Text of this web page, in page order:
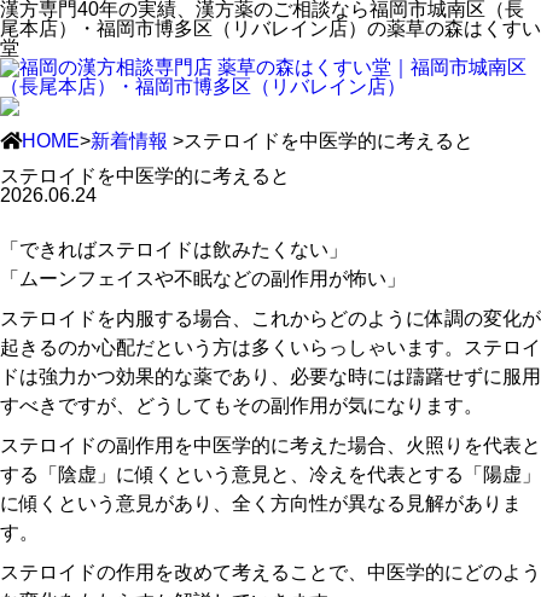
漢方専門40年の実績、漢方薬のご相談なら福岡市城南区（長
尾本店）・福岡市博多区（リバレイン店）の薬草の森はくすい
堂
HOME>新着情報 >ステロイドを中医学的に考えると
ステロイドを中医学的に考えると
2026.06.24
「できればステロイドは飲みたくない」
「ムーンフェイスや不眠などの副作用が怖い」
ステロイドを内服する場合、これからどのように体調の変化が
起きるのか心配だという方は多くいらっしゃいます。ステロイ
ドは強力かつ効果的な薬であり、必要な時には躊躇せずに服用
すべきですが、どうしてもその副作用が気になります。
ステロイドの副作用を中医学的に考えた場合、火照りを代表と
する「陰虚」に傾くという意見と、冷えを代表とする「陽虚」
に傾くという意見があり、全く方向性が異なる見解がありま
す。
ステロイドの作用を改めて考えることで、中医学的にどのよう